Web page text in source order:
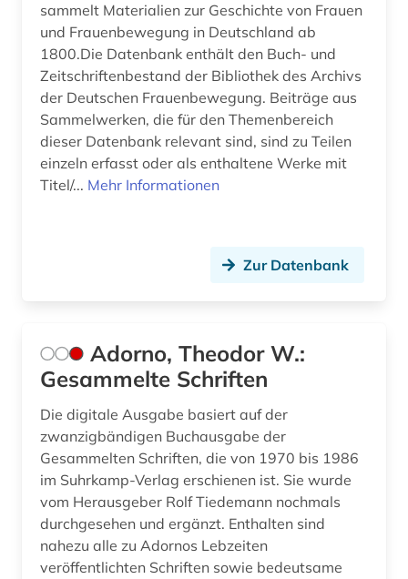
deutsche (1)
deutsche gesellschaft für soziologie (1)
deutsches sprachgebiet (1)
deutschland (31)
deutschland (bundesrepublik) (1)
devianz (1)
diagramm (1)
diaspora (1)
dichtung (1)
didaktik (2)
sammelt Materialien zur Geschichte von Frauen
und Frauenbewegung in Deutschland ab
1800.Die Datenbank enthält den Buch- und
Zeitschriftenbestand der Bibliothek des Archivs
der Deutschen Frauenbewegung. Beiträge aus
Sammelwerken, die für den Themenbereich
dieser Datenbank relevant sind, sind zu Teilen
einzeln erfasst oder als enthaltene Werke mit
Titel/... Mehr Informationen
Zur Datenbank
Adorno, Theodor W.:
Gesammelte Schriften
Die digitale Ausgabe basiert auf der
zwanzigbändigen Buchausgabe der
Gesammelten Schriften, die von 1970 bis 1986
im Suhrkamp-Verlag erschienen ist. Sie wurde
vom Herausgeber Rolf Tiedemann nochmals
durchgesehen und ergänzt. Enthalten sind
nahezu alle zu Adornos Lebzeiten
veröffentlichten Schriften sowie bedeutsame